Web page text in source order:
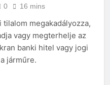
0 16 mins
megakadályozza,
vagy megterhelje az
banki hitel vagy jogi
járműre.